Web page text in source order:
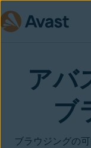
アバ
ブ
ブラウジングの